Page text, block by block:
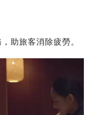
助旅客消除疲勞。